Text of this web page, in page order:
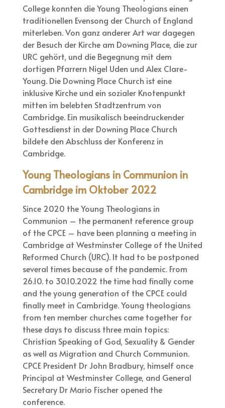
College konnten die Young Theologians einen
traditionellen Evensong der Church of England
miterleben. Von ganz anderer Art war dagegen
der Besuch der Kirche am Downing Place, die zur
URC gehört, und die Begegnung mit dem
dortigen Pfarrern Nigel Uden und Alex Clare-
Young. Die Downing Place Church ist eine
inklusive Kirche und ein sozialer Knotenpunkt
mitten im belebten Stadtzentrum von
Cambridge. Ein musikalisch beeindruckender
Gottesdienst in der Downing Place Church
bildete den Abschluss der Konferenz in
Cambridge.
Young Theologians in Communion in
Cambridge im Oktober 2022
Since 2020 the Young Theologians in
Communion – the permanent reference group
of the CPCE – have been planning a meeting in
Cambridge at Westminster College of the United
Reformed Church (URC). It had to be postponed
several times because of the pandemic. From
26.10. to 30.10.2022 the time had finally come
and the young generation of the CPCE could
finally meet in Cambridge. Young theologians
from ten member churches came together for
these days to discuss three main topics:
Christian Speaking of God, Sexuality & Gender
as well as Migration and Church Communion.
CPCE President Dr John Bradbury, himself once
Principal at Westminster College, and General
Secretary Dr Mario Fischer opened the
conference.